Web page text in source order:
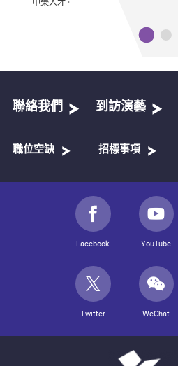
中樂人才。
聯絡我們 到訪演藝
職位空缺 招標事項
Facebook YouTube
Twitter WeChat